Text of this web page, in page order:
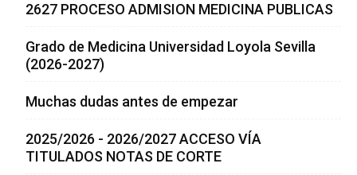
2627 PROCESO ADMISION MEDICINA PUBLICAS
Grado de Medicina Universidad Loyola Sevilla
(2026-2027)
Muchas dudas antes de empezar
2025/2026 - 2026/2027 ACCESO VÍA
TITULADOS NOTAS DE CORTE